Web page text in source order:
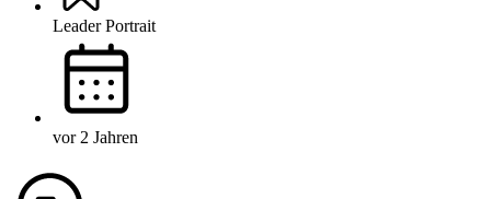
Leader Portrait
vor 2 Jahren